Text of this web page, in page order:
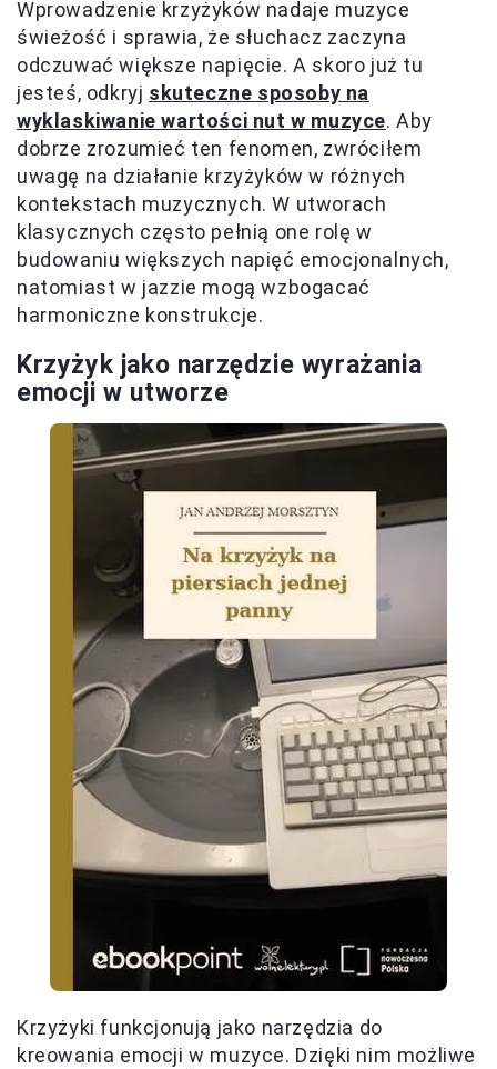
Wprowadzenie krzyżyków nadaje muzyce
świeżość i sprawia, że słuchacz zaczyna
odczuwać większe napięcie. A skoro już tu
jesteś, odkryj skuteczne sposoby na
wyklaskiwanie wartości nut w muzyce. Aby
dobrze zrozumieć ten fenomen, zwróciłem
uwagę na działanie krzyżyków w różnych
kontekstach muzycznych. W utworach
klasycznych często pełnią one rolę w
budowaniu większych napięć emocjonalnych,
natomiast w jazzie mogą wzbogacać
harmoniczne konstrukcje.
Krzyżyk jako narzędzie wyrażania
emocji w utworze
Krzyżyki funkcjonują jako narzędzia do
kreowania emocji w muzyce. Dzięki nim możliwe